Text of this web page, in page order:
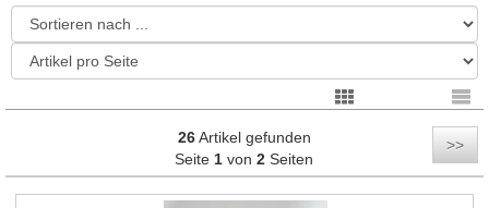
26Artikel gefunden
Seite 1 von2 Seiten
>>